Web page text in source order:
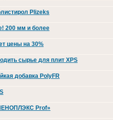
Plizeks
200 мм и более
цены на 30%
сырье для плит XPS
добавка PolyFR
Prof»